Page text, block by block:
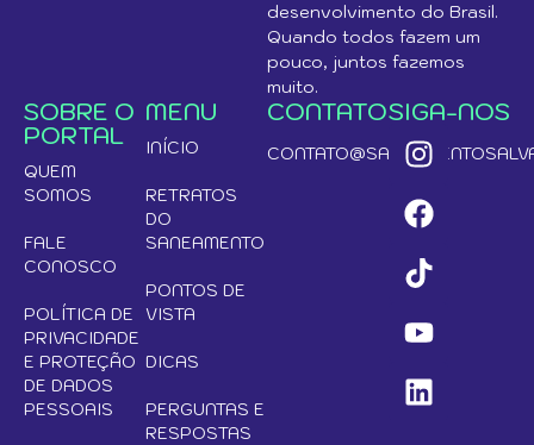
desenvolvimento do Brasil.
Quando todos fazem um
pouco, juntos fazemos
muito.
SOBRE O
PORTAL
QUEM
SOMOS
FALE
CONOSCO
POLÍTICA DE
PRIVACIDADE
E PROTEÇÃO
DE DADOS
PESSOAIS
MENU
INÍCIO
RETRATOS
DO
SANEAMENTO
PONTOS DE
VISTA
DICAS
PERGUNTAS E
RESPOSTAS
CONTATOSIGA-NOS